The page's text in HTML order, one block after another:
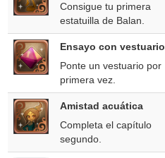
Consigue tu primera
estatuilla de Balan.
Ensayo con vestuario
Ponte un vestuario por
primera vez.
Amistad acuática
Completa el capítulo
segundo.